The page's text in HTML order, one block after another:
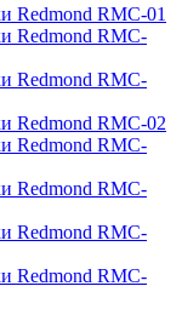
Redmond RMC-01
Redmond RMC-
Redmond RMC-
Redmond RMC-02
Redmond RMC-
Redmond RMC-
Redmond RMC-
Redmond RMC-